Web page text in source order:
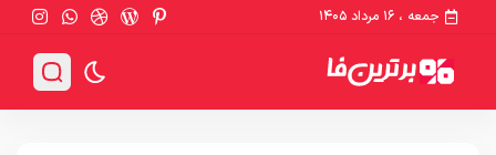
جمعه ، ۱۶ مرداد ۱۴۰۵